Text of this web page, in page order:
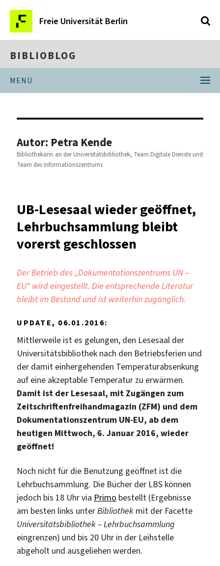
Freie Universität Berlin
BIBLIOBLOG
MENÜ
Autor: Petra Kende
Bibliothekarin an der Universitätsbibliothek, Team Digitale Dienste und
Team des Informationszentrums
UB-Lesesaal wieder geöffnet,
Lehrbuchsammlung bleibt
vorerst geschlossen
Der Betrieb des „Dokumentationszentrums UN –
EU“ wird eingestellt. Die entsprechende Literatur
bleibt im Bestand und ist weiterhin zugänglich.
UPDATE, 06.01.2016:
Mittlerweile ist es gelungen, den Lesesaal der
Universitätsbibliothek nach den Betriebsferien und
der damit einhergehenden Temperaturabsenkung
auf eine akzeptable Temperatur zu erwärmen.
Damit ist der Lesesaal, mit Zugängen zum
Zeitschriftenfreihandmagazin (ZFM) und dem
Dokumentationszentrum UN-EU, ab dem
heutigen Mittwoch, 6. Januar 2016, wieder
geöffnet!
Noch nicht für die Benutzung geöffnet ist die
Lehrbuchsammlung. Die Bücher der LBS können
jedoch bis 18 Uhr via Primo bestellt (Ergebnisse
am besten links unterBibliothek mit der Facette
Universitätsbibliothek – Lehrbuchsammlung
eingrenzen) und bis 20 Uhr in der Leihstelle
abgeholt und ausgeliehen werden.